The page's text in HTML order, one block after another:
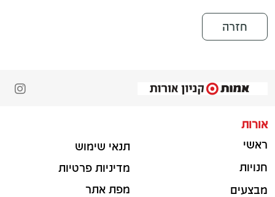
חזרה
אורות
ראשי
חנויות
מבצעים
תנאי שימוש
מדיניות פרטיות
מפת אתר